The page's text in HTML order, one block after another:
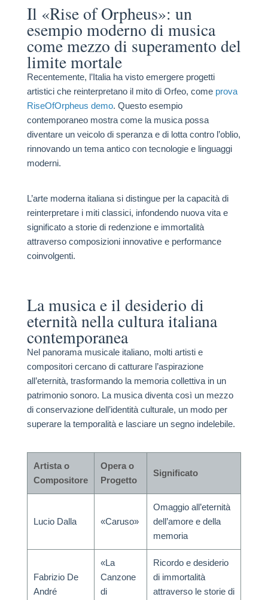
Il «Rise of Orpheus»: un
esempio moderno di musica
come mezzo di superamento del
limite mortale
Recentemente, l’Italia ha visto emergere progetti
artistici che reinterpretano il mito di Orfeo, come prova
RiseOfOrpheus demo. Questo esempio
contemporaneo mostra come la musica possa
diventare un veicolo di speranza e di lotta contro l’oblio,
rinnovando un tema antico con tecnologie e linguaggi
moderni.
L’arte moderna italiana si distingue per la capacità di
reinterpretare i miti classici, infondendo nuova vita e
significato a storie di redenzione e immortalità
attraverso composizioni innovative e performance
coinvolgenti.
La musica e il desiderio di
eternità nella cultura italiana
contemporanea
Nel panorama musicale italiano, molti artisti e
compositori cercano di catturare l’aspirazione
all’eternità, trasformando la memoria collettiva in un
patrimonio sonoro. La musica diventa così un mezzo
di conservazione dell’identità culturale, un modo per
superare la temporalità e lasciare un segno indelebile.
Artista o
Compositore
Opera o
Progetto
Significato
Lucio Dalla «Caruso»
Omaggio all’eternità
dell’amore e della
memoria
Fabrizio De
André
«La
Canzone
di
Ricordo e desiderio
di immortalità
attraverso le storie di